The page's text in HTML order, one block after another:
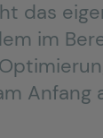
das
im
Anfang